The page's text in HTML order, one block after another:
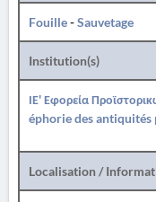
Fouille-Sauvetage
Institution(s)
ΙΕ' Εφορεία
éphorie des antiquités
Localisation /